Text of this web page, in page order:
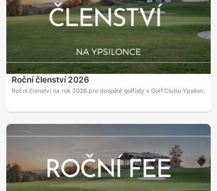
Roční členství 2026
Roční členství na rok 2026 pro dospělé golfisty v Golf Clubu Ypsilon.